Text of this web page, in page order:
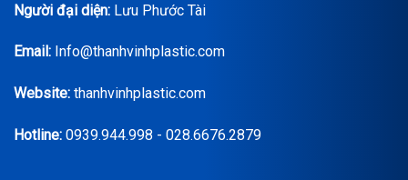
Người đại diện: Lưu Phước Tài
Email: Info@thanhvinhplastic.com
Website: thanhvinhplastic.com
Hotline: 0939.944.998 - 028.6676.2879